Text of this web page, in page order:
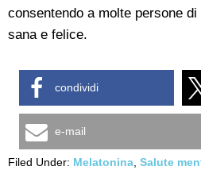
consentendo a molte persone
sana e felice.
condividi
e-mail
Filed Under: Melatonina Salute